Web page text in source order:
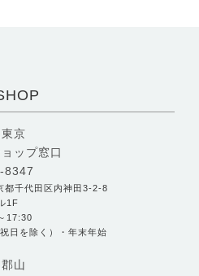
京
ップ窓口
8347
都千代田区内神田3-2-8
1F
17:30
日を除く）・年末年始
山